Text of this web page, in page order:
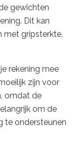
gewichten
Dit kan
met gripsterkte,
rekening mee
zijn voor
omdat de
om de
te ondersteunen